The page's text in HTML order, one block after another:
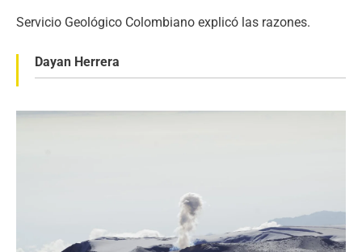
Servicio Geológico Colombiano explicó las razones.
Dayan Herrera